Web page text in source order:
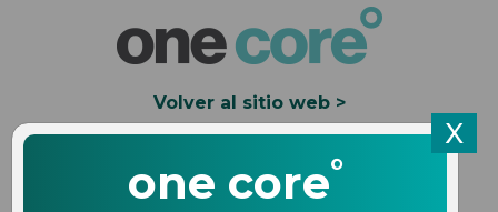
Volver al sitio web >
Solicita una Demo
X
one core°